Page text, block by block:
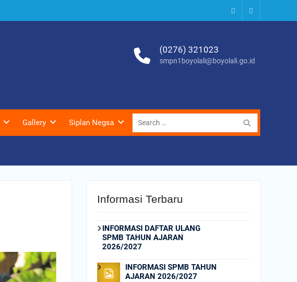
Instagram
Youtube
(0276) 321023
smpn1boyolali@boyolali.go.id
Gallery Siplan Negsa
Search
for:
Informasi Terbaru
INFORMASI DAFTAR ULANG
SPMB TAHUN AJARAN
2026/2027
INFORMASI SPMB TAHUN
AJARAN 2026/2027